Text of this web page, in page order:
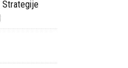
Strategije